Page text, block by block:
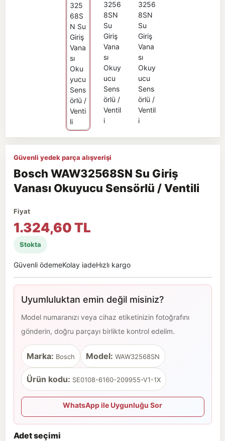
Güvenli yedek parça alışverişi
Bosch WAW32568SN Su Giriş
Vanası Okuyucu Sensörlü / Ventili
Fiyat
1.324,60 TL
Stokta
Güvenli ödemeKolay iadeHızlı kargo
Uyumluluktan emin değil misiniz?
Model numaranızı veya cihaz etiketinizin fotoğrafını
gönderin, doğru parçayı birlikte kontrol edelim.
Marka: Bosch Model: WAW32568SN
Ürün kodu: SE0108-6160-209955-V1-1X
WhatsApp ile Uygunluğu Sor
Adet seçimi